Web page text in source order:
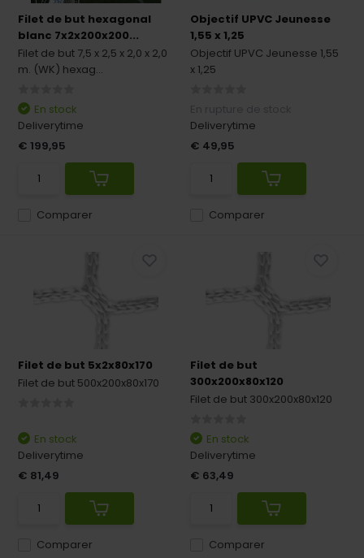
Filet de but hexagonal
blanc 7x2x200x200...
Filet de but 7,5 x 2,5 x 2,0 x 2,0
m. (WK) hexag...
Comparer
En stock
Deliverytime
€ 199,95
Objectif UPVC Jeunesse
1,55 x 1,25
Objectif UPVC Jeunesse 1,55
x 1,25
Comparer
Deliverytime
€ 49,95
Filet de but 5x2x80x170
Filet de but 500x200x80x170
Comparer
En stock
Deliverytime
€ 81,49
Filet de but
300x200x80x120
Filet de but 300x200x80x120
Comparer
En stock
Deliverytime
€ 63,49